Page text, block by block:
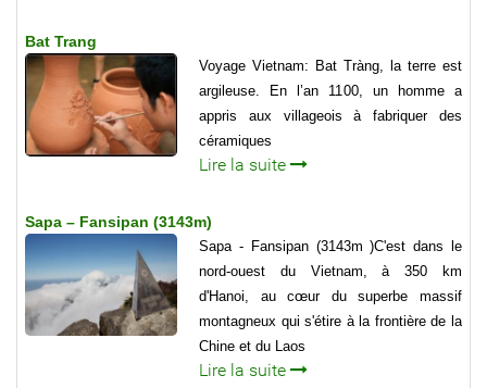
Bat Trang
Voyage Vietnam: Bat Tràng, la terre est
argileuse. En l’an 1100, un homme a
appris aux villageois à fabriquer des
céramiques
Lire la suite
Sapa – Fansipan (3143m)
Sapa - Fansipan (3143m )C'est dans le
nord-ouest du Vietnam, à 350 km
d'Hanoi, au cœur du superbe massif
montagneux qui s'étire à la frontière de la
Chine et du Laos
Lire la suite